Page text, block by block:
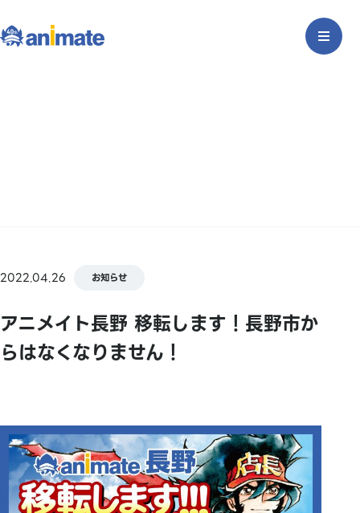
2022.04.26 お知らせ
アニメイト長野 移転します！長野市か
らはなくなりません！